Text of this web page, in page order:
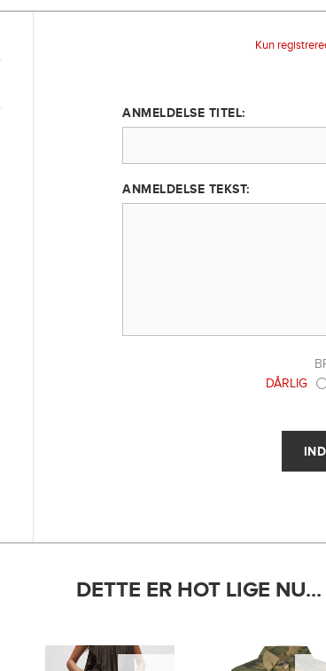
Kun
ANMELDELSE TITEL:
ANMELDELSE TEKST:
DÅRLIG
DETTE ER HOT LIGE NU...